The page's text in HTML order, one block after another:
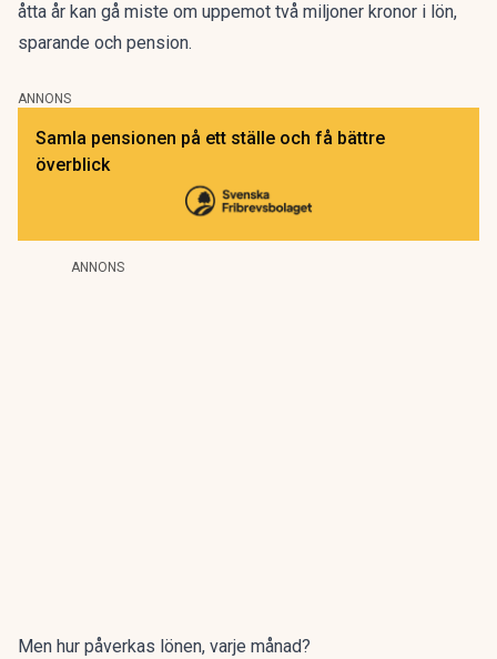
åtta år kan gå miste om uppemot två miljoner kronor i lön,
sparande och pension.
ANNONS
Samla pensionen på ett ställe och få bättre
överblick
ANNONS
Men hur påverkas lönen, varje månad?